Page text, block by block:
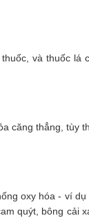
và thuốc lá
căng thẳng, tùy
oxy hóa - ví dụ
quýt, bông cải